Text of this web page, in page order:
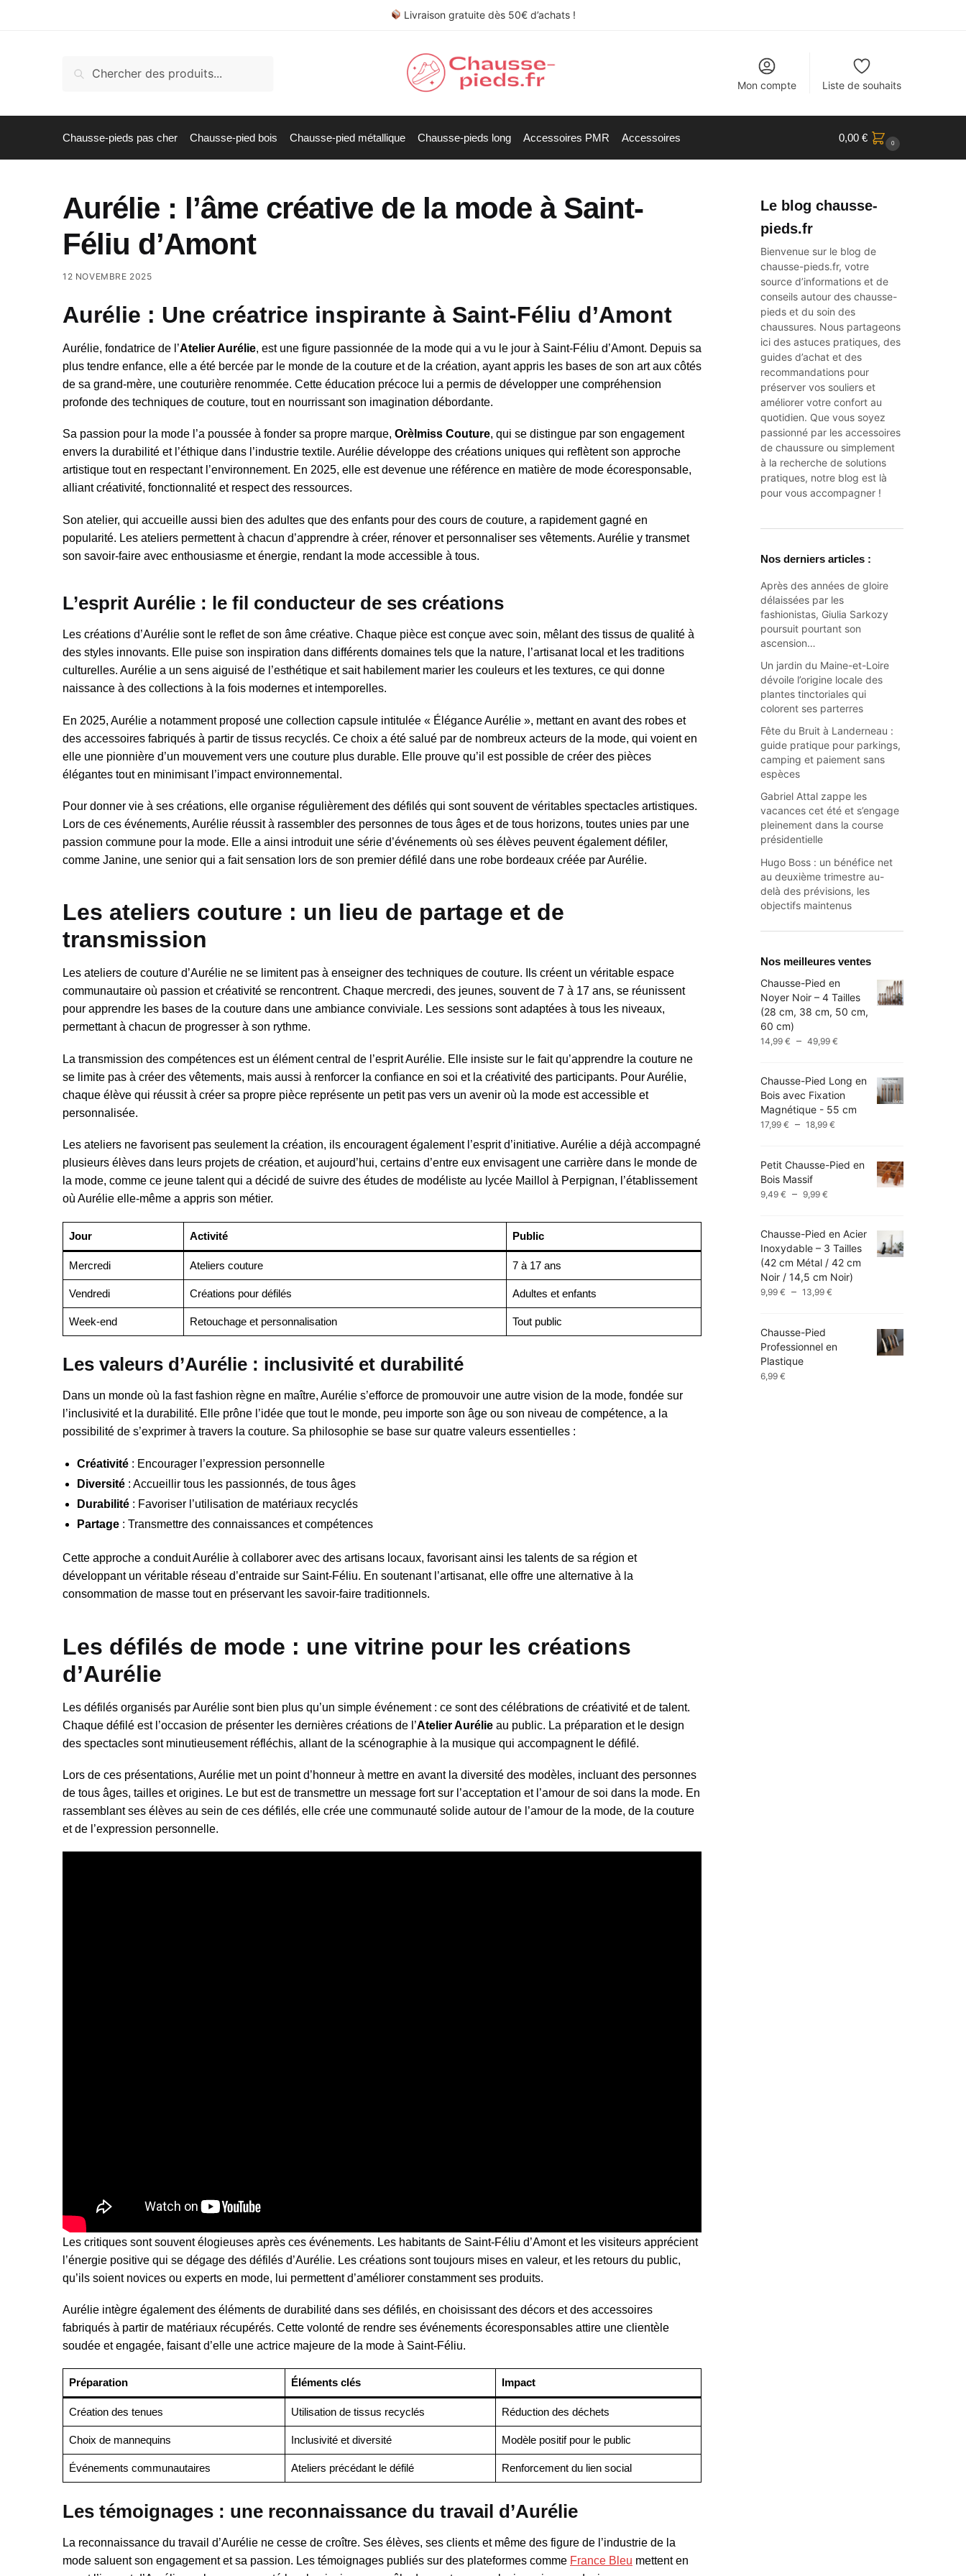
Livraison gratuite dès 50€ d’achats !
pour :
Recherche
Mon compte Liste de souhaits
Chausse-pieds pas cher Chausse-pied bois Chausse-pied métallique Chausse-pieds long Accessoires PMR Accessoires 0,00 € 0
Aurélie : l’âme créative de la mode à Saint-
Féliu d’Amont
12 NOVEMBRE 2025
Aurélie : Une créatrice inspirante à Saint-Féliu d’Amont
Aurélie, fondatrice de l’Atelier Aurélie, est une figure passionnée de la mode qui a vu le jour à Saint-Féliu d’Amont. Depuis sa
plus tendre enfance, elle a été bercée par le monde de la couture et de la création, ayant appris les bases de son art aux côtés
de sa grand-mère, une couturière renommée. Cette éducation précoce lui a permis de développer une compréhension
profonde des techniques de couture, tout en nourrissant son imagination débordante.
Sa passion pour la mode l’a poussée à fonder sa propre marque, Orèlmiss Couture, qui se distingue par son engagement
envers la durabilité et l’éthique dans l’industrie textile. Aurélie développe des créations uniques qui reflètent son approche
artistique tout en respectant l’environnement. En 2025, elle est devenue une référence en matière de mode écoresponsable,
alliant créativité, fonctionnalité et respect des ressources.
Son atelier, qui accueille aussi bien des adultes que des enfants pour des cours de couture, a rapidement gagné en
popularité. Les ateliers permettent à chacun d’apprendre à créer, rénover et personnaliser ses vêtements. Aurélie y transmet
son savoir-faire avec enthousiasme et énergie, rendant la mode accessible à tous.
L’esprit Aurélie : le fil conducteur de ses créations
Les créations d’Aurélie sont le reflet de son âme créative. Chaque pièce est conçue avec soin, mêlant des tissus de qualité à
des styles innovants. Elle puise son inspiration dans différents domaines tels que la nature, l’artisanat local et les traditions
culturelles. Aurélie a un sens aiguisé de l’esthétique et sait habilement marier les couleurs et les textures, ce qui donne
naissance à des collections à la fois modernes et intemporelles.
En 2025, Aurélie a notamment proposé une collection capsule intitulée « Élégance Aurélie », mettant en avant des robes et
des accessoires fabriqués à partir de tissus recyclés. Ce choix a été salué par de nombreux acteurs de la mode, qui voient en
elle une pionnière d’un mouvement vers une couture plus durable. Elle prouve qu’il est possible de créer des pièces
élégantes tout en minimisant l’impact environnemental.
Pour donner vie à ses créations, elle organise régulièrement des défilés qui sont souvent de véritables spectacles artistiques.
Lors de ces événements, Aurélie réussit à rassembler des personnes de tous âges et de tous horizons, toutes unies par une
passion commune pour la mode. Elle a ainsi introduit une série d’événements où ses élèves peuvent également défiler,
comme Janine, une senior qui a fait sensation lors de son premier défilé dans une robe bordeaux créée par Aurélie.
Les ateliers couture : un lieu de partage et de
transmission
Les ateliers de couture d’Aurélie ne se limitent pas à enseigner des techniques de couture. Ils créent un véritable espace
communautaire où passion et créativité se rencontrent. Chaque mercredi, des jeunes, souvent de 7 à 17 ans, se réunissent
pour apprendre les bases de la couture dans une ambiance conviviale. Les sessions sont adaptées à tous les niveaux,
permettant à chacun de progresser à son rythme.
La transmission des compétences est un élément central de l’esprit Aurélie. Elle insiste sur le fait qu’apprendre la couture ne
se limite pas à créer des vêtements, mais aussi à renforcer la confiance en soi et la créativité des participants. Pour Aurélie,
chaque élève qui réussit à créer sa propre pièce représente un petit pas vers un avenir où la mode est accessible et
personnalisée.
Les ateliers ne favorisent pas seulement la création, ils encouragent également l’esprit d’initiative. Aurélie a déjà accompagné
plusieurs élèves dans leurs projets de création, et aujourd’hui, certains d’entre eux envisagent une carrière dans le monde de
la mode, comme ce jeune talent qui a décidé de suivre des études de modéliste au lycée Maillol à Perpignan, l’établissement
où Aurélie elle-même a appris son métier.
Jour Activité Public
Mercredi Ateliers couture 7 à 17 ans
Vendredi Créations pour défilés Adultes et enfants
Week-end Retouchage et personnalisation Tout public
Les valeurs d’Aurélie : inclusivité et durabilité
Dans un monde où la fast fashion règne en maître, Aurélie s’efforce de promouvoir une autre vision de la mode, fondée sur
l’inclusivité et la durabilité. Elle prône l’idée que tout le monde, peu importe son âge ou son niveau de compétence, a la
possibilité de s’exprimer à travers la couture. Sa philosophie se base sur quatre valeurs essentielles :
Créativité : Encourager l’expression personnelle
Diversité : Accueillir tous les passionnés, de tous âges
Durabilité : Favoriser l’utilisation de matériaux recyclés
Partage : Transmettre des connaissances et compétences
Cette approche a conduit Aurélie à collaborer avec des artisans locaux, favorisant ainsi les talents de sa région et
développant un véritable réseau d’entraide sur Saint-Féliu. En soutenant l’artisanat, elle offre une alternative à la
consommation de masse tout en préservant les savoir-faire traditionnels.
Les défilés de mode : une vitrine pour les créations
d’Aurélie
Les défilés organisés par Aurélie sont bien plus qu’un simple événement : ce sont des célébrations de créativité et de talent.
Chaque défilé est l’occasion de présenter les dernières créations de l’Atelier Aurélie au public. La préparation et le design
des spectacles sont minutieusement réfléchis, allant de la scénographie à la musique qui accompagnent le défilé.
Lors de ces présentations, Aurélie met un point d’honneur à mettre en avant la diversité des modèles, incluant des personnes
de tous âges, tailles et origines. Le but est de transmettre un message fort sur l’acceptation et l’amour de soi dans la mode. En
rassemblant ses élèves au sein de ces défilés, elle crée une communauté solide autour de l’amour de la mode, de la couture
et de l’expression personnelle.
Les critiques sont souvent élogieuses après ces événements. Les habitants de Saint-Féliu d’Amont et les visiteurs apprécient
l’énergie positive qui se dégage des défilés d’Aurélie. Les créations sont toujours mises en valeur, et les retours du public,
qu’ils soient novices ou experts en mode, lui permettent d’améliorer constamment ses produits.
Aurélie intègre également des éléments de durabilité dans ses défilés, en choisissant des décors et des accessoires
fabriqués à partir de matériaux récupérés. Cette volonté de rendre ses événements écoresponsables attire une clientèle
soudée et engagée, faisant d’elle une actrice majeure de la mode à Saint-Féliu.
Préparation Éléments clés Impact
Création des tenues Utilisation de tissus recyclés Réduction des déchets
Choix de mannequins Inclusivité et diversité Modèle positif pour le public
Événements communautaires Ateliers précédant le défilé Renforcement du lien social
Les témoignages : une reconnaissance du travail d’Aurélie
La reconnaissance du travail d’Aurélie ne cesse de croître. Ses élèves, ses clients et même des figure de l’industrie de la
mode saluent son engagement et sa passion. Les témoignages publiés sur des plateformes comme France Bleu mettent en
Le blog chausse-
pieds.fr
Bienvenue sur le blog de
chausse-pieds.fr, votre
source d’informations et de
conseils autour deschausse-
pieds et du soin des
chaussures. Nous partageons
ici des astuces pratiques, des
guides d’achat et des
recommandations pour
préserver vos souliers et
améliorer votre confort au
quotidien. Que vous soyez
passionné par les accessoires
de chaussure ou simplement
à la recherche de solutions
pratiques, notre blog est là
pour vous accompagner !
Nos derniers articles :
Après des années de gloire
délaissées par les
fashionistas, Giulia Sarkozy
poursuit pourtant son
ascension…
Un jardin du Maine-et-Loire
dévoile l’origine locale des
plantes tinctoriales qui
colorent ses parterres
Fête du Bruit à Landerneau :
guide pratique pour parkings,
camping et paiement sans
espèces
Gabriel Attal zappe les
vacances cet été et s’engage
pleinement dans la course
présidentielle
Hugo Boss : un bénéfice net
au deuxième trimestre au-
delà des prévisions, les
objectifs maintenus
Nos meilleures ventes
Chausse-Pied en
Noyer Noir – 4 Tailles
(28 cm, 38 cm, 50 cm,
60 cm)
14,99€ – 49,99€
14,99 €
à
49,99 €
Chausse-Pied Long en
Bois avec Fixation
Magnétique - 55 cm
17,99€ – 18,99€
17,99 €
Petit Chausse-Pied en
Bois Massif
9,49€ – 9,99€
9,49 €
à
9,99 €
Chausse-Pied en Acier
Inoxydable – 3 Tailles
(42 cm Métal / 42 cm
Noir / 14,5 cm Noir)
9,99€ – 13,99€
à
Chausse-Pied
Professionnel en
Plastique
6,99€